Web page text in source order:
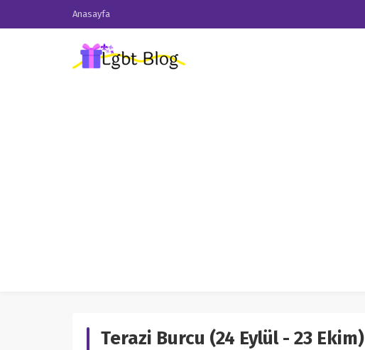
Anasayfa
Terazi Burcu (24 Eylül - 23 Ekim)